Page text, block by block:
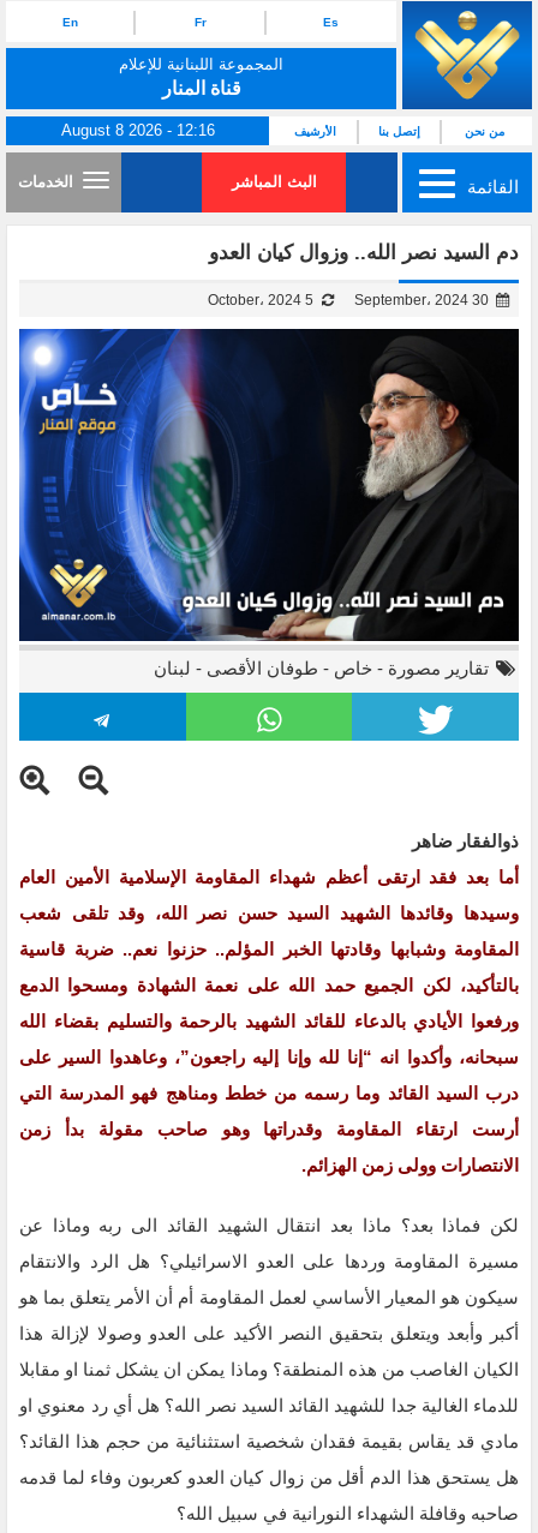
Es
Fr
En
المجموعة اللبنانية للإعلام
قناة المنار
من نحن إتصل بنا الأرشيف August 8 2026 - 12:16
القائمة البث المباشر الخدمات
دم السيد نصر الله.. وزوال كيان العدو
تقارير مصورة - خاص - طوفان الأقصى - لبنان
ذوالفقار ضاهر
أما بعد فقد ارتقى أعظم شهداء المقاومة الإسلامية الأمين العام
وسيدها وقائدها الشهيد السيد حسن نصر الله، وقد تلقى شعب
المقاومة وشبابها وقادتها الخبر المؤلم.. حزنوا نعم.. ضربة قاسية
بالتأكيد، لكن الجميع حمد الله على نعمة الشهادة ومسحوا الدمع
ورفعوا الأيادي بالدعاء للقائد الشهيد بالرحمة والتسليم بقضاء الله
سبحانه، وأكدوا انه “إنا لله وإنا إليه راجعون”، وعاهدوا السير على
درب السيد القائد وما رسمه من خطط ومناهج فهو المدرسة التي
أرست ارتقاء المقاومة وقدراتها وهو صاحب مقولة بدأ زمن
الانتصارات وولى زمن الهزائم.
لكن فماذا بعد؟ ماذا بعد انتقال الشهيد القائد الى ربه وماذا عن
مسيرة المقاومة وردها على العدو الاسرائيلي؟ هل الرد والانتقام
سيكون هو المعيار الأساسي لعمل المقاومة أم أن الأمر يتعلق بما هو
أكبر وأبعد ويتعلق بتحقيق النصر الأكيد على العدو وصولا لإزالة هذا
الكيان الغاصب من هذه المنطقة؟ وماذا يمكن ان يشكل ثمنا او مقابلا
للدماء الغالية جدا للشهيد القائد السيد نصر الله؟ هل أي رد معنوي او
مادي قد يقاس بقيمة فقدان شخصية استثنائية من حجم هذا القائد؟
هل يستحق هذا الدم أقل من زوال كيان العدو كعربون وفاء لما قدمه
صاحبه وقافلة الشهداء النورانية في سبيل الله؟